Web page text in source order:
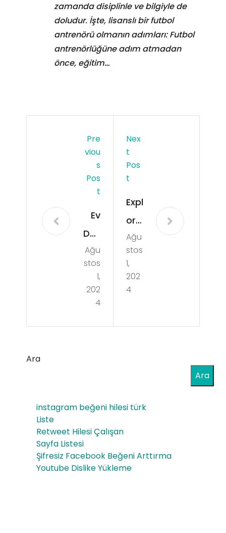
zamanda disiplinle ve bilgiyle de
doludur. İşte, lisanslı bir futbol
antrenörü olmanın adımları: Futbol
antrenörlüğüne adım atmadan
önce, eğitim…
Pre
Viou
S
Pos
T
Ev
Dek
ora
syo
nun
da
Şıklı
Ho
me
Ağu
stos
1,
202
4
Nex
T
Pos
T
Expl
orin
g
Lon
do
ns
oric
s
Ağu
stos
1,
202
4
Ara
Ara
instagram beğeni hilesi türk
Liste
Retweet Hilesi Çalışan
Sayfa Listesi
Şifresiz Facebook Beğeni Arttırma
Youtube Dislike Yükleme